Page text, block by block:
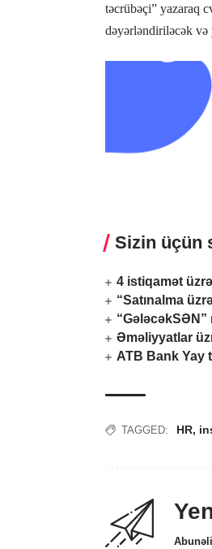
təcrübəçi” yazaraq
dəyərləndiriləcək və
Sizin üçün
4 istiqamət
“Satınalma
“GələcəkSƏN”
Əməliyyatlar
ATB Bank Yay
TAGGED: HR,